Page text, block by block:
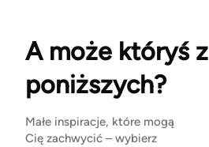
A może któryś z
poniższych?
Małe inspiracje, które mogą
Cię zachwycić – wybierz